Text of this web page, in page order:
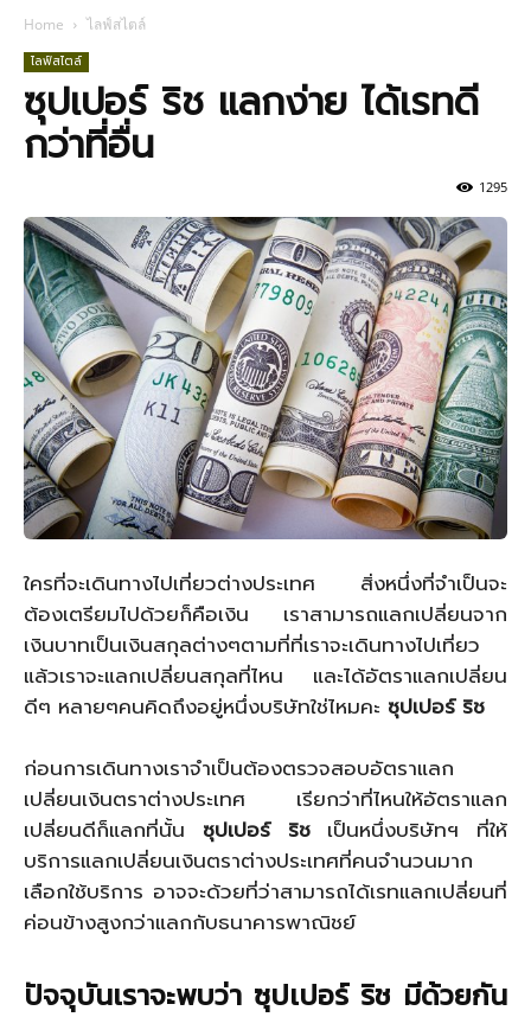
Home ไลฟ์สไตล์
ไลฟ์สไตล์
ซุปเปอร์ ริช แลกง่าย ได้เรทดี
กว่าที่อื่น
1295
ใครที่จะเดินทางไปเที่ยวต่างประเทศ สิ่งหนึ่งที่จำเป็นจะ
ต้องเตรียมไปด้วยก็คือเงิน เราสามารถแลกเปลี่ยนจาก
เงินบาทเป็นเงินสกุลต่างๆตามที่ที่เราจะเดินทางไปเที่ยว
แล้วเราจะแลกเปลี่ยนสกุลที่ไหน และได้อัตราแลกเปลี่ยน
ดีๆ หลายๆคนคิดถึงอยู่หนึ่งบริษัทใช่ไหมคะ ซุปเปอร์ ริช
ก่อนการเดินทางเราจำเป็นต้องตรวจสอบอัตราแลก
เปลี่ยนเงินตราต่างประเทศ เรียกว่าที่ไหนให้อัตราแลก
เปลี่ยนดีก็แลกที่นั้น ซุปเปอร์ ริชเป็นหนึ่งบริษัทฯ ที่ให้
บริการแลกเปลี่ยนเงินตราต่างประเทศที่คนจำนวนมาก
เลือกใช้บริการ อาจจะด้วยที่ว่าสามารถได้เรทแลกเปลี่ยนที่
ค่อนข้างสูงกว่าแลกกับธนาคารพาณิชย์
ปัจจุบันเราจะพบว่า ซุปเปอร์ ริช มีด้วยกัน